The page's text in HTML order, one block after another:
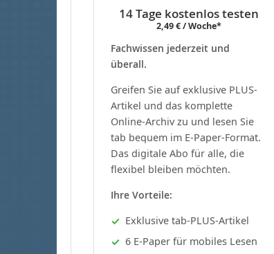
14 Tage kostenlos testen
2,49 € / Woche*
Fachwissen jederzeit und
überall.
Greifen Sie auf exklusive PLUS-
Artikel und das komplette
Online-Archiv zu und lesen Sie
tab bequem im E-Paper-Format.
Das digitale Abo für alle, die
flexibel bleiben möchten.
Ihre Vorteile:
Exklusive tab-PLUS-Artikel
6 E-Paper für mobiles Lesen